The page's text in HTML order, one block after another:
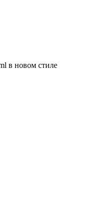
в новом стиле